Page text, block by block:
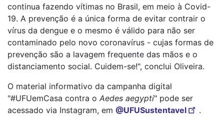
continua fazendo vítimas no Brasil, em meio à Covid-
19. A prevenção é a única forma de evitar contrair o
vírus da dengue e o mesmo é válido para não ser
contaminado pelo novo coronavírus - cujas formas de
prevenção são a lavagem frequente das mãos e o
distanciamento social. Cuidem-se!", conclui Oliveira.
O material informativo da campanha digital
"#UFUemCasa contra o Aedes aegypti" pode ser
acessado via Instagram, em @UFUSustentavel .